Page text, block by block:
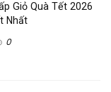
Giỏ Quà Tết 2026
Nhất
0